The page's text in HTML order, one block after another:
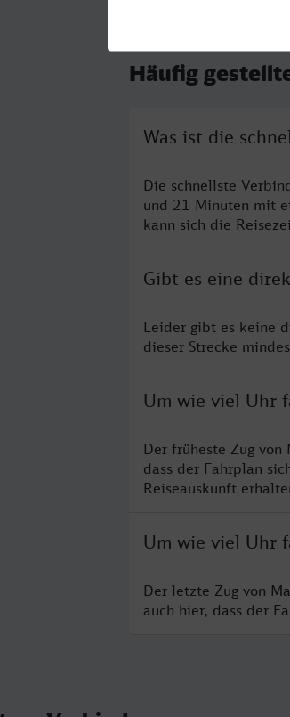
Häufig
Was ist die
Die schnellste
und 21 Minuten mit
kann sich die
Gibt es eine
Leider gibt es keine
dieser Strecke
Um wie viel Uhr
Der früheste Zug
dass der Fahrplan
Reiseauskunft
Um wie viel Uhr
Der letzte Zug von
auch hier, dass der